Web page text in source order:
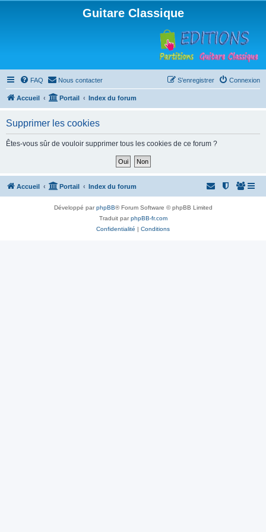
Guitare Classique
FAQ Nous contacter Connexion
S’enregistrer
Accueil Portail Index du forum
Supprimer les cookies
Êtes-vous sûr de vouloir supprimer tous les cookies de ce forum ?
Accueil Portail Index du forum
Développé parphpBB® Forum Software © phpBB Limited
Traduit parphpBB-fr.com
Confidentialité | Conditions